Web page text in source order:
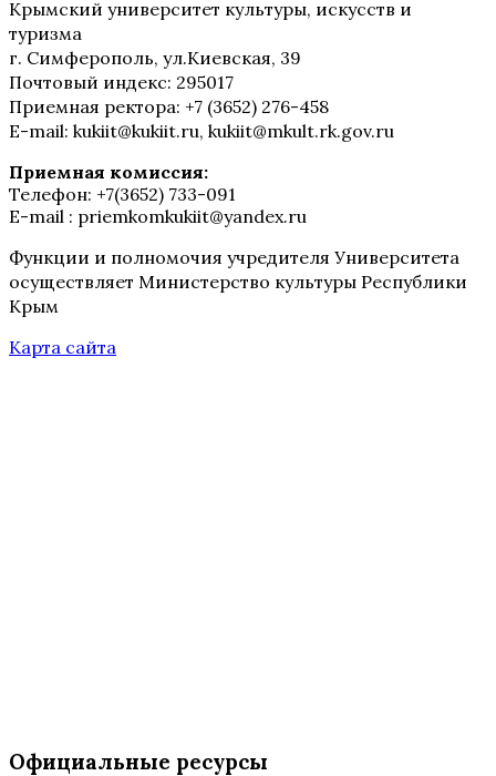
Крымский университет культуры, искусств и
туризма
г. Симферополь, ул.Киевская, 39
Почтовый индекс: 295017
Приемная ректора: +7 (3652) 276-458
E-mail: kukiit@kukiit.ru, kukiit@mkult.rk.gov.ru
Приемная комиссия:
Телефон: +7(3652) 733-091
E-mail : priemkomkukiit@yandex.ru
Функции и полномочия учредителя Университета
осуществляет Министерство культуры Республики
Крым
Карта сайта
Официальные ресурсы